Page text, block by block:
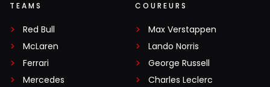
TEAMS
Red Bull
McLaren
Ferrari
Mercedes
COUREURS
Max Verstappen
Lando Norris
George Russell
Charles Leclerc